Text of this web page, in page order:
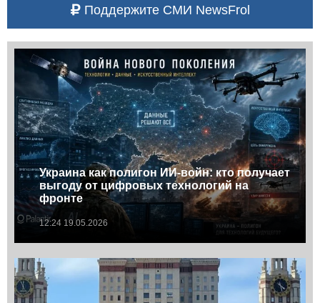
Поддержите СМИ NewsFrol
Украина как полигон ИИ-войн: кто получает
выгоду от цифровых технологий на
фронте
12:24 19.05.2026